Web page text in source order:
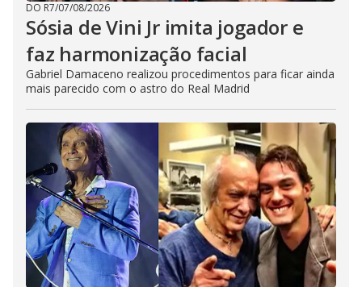
DO R7/07/08/2026
Sósia de Vini Jr imita jogador e
faz harmonização facial
Gabriel Damaceno realizou procedimentos para ficar ainda
mais parecido com o astro do Real Madrid